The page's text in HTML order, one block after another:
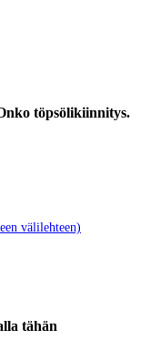
töpsölikiinnitys.
välilehteen)
tähän